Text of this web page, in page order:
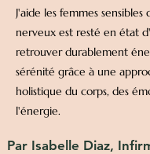
J'aide les femmes
nerveux est resté en état
retrouver durablement
sérénité grâce à une
holistique du corps, des
l'énergie.
Par Isabelle Diaz,